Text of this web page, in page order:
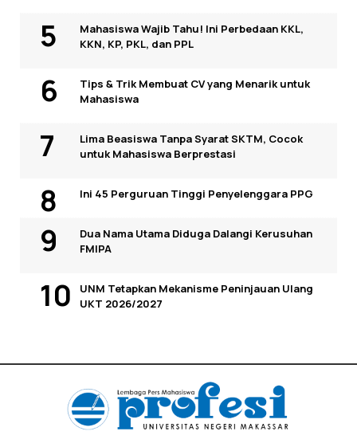
Mahasiswa Wajib Tahu! Ini Perbedaan KKL,
KKN, KP, PKL, dan PPL
Tips & Trik Membuat CV yang Menarik untuk
Mahasiswa
Lima Beasiswa Tanpa Syarat SKTM, Cocok
untuk Mahasiswa Berprestasi
Ini 45 Perguruan Tinggi Penyelenggara PPG
Dua Nama Utama Diduga Dalangi Kerusuhan
FMIPA
UNM Tetapkan Mekanisme Peninjauan Ulang
UKT 2026/2027